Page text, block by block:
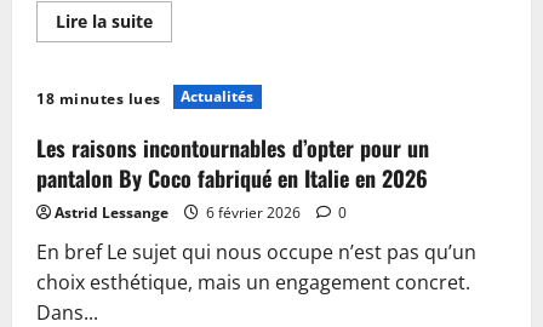
Lire la suiteEn
savoir
Pantalon
Lacomy
femme
:
l’alliance
parfaite
du
confort
et
du
style
en
18 minutes lues Actualités
Les raisons incontournables d’opter pour un
pantalon By Coco fabriqué en Italie en 2026
Astrid Lessange 6 février 2026 0
En bref Le sujet qui nous occupe n’est pas qu’un
choix esthétique, mais un engagement concret.
Dans...